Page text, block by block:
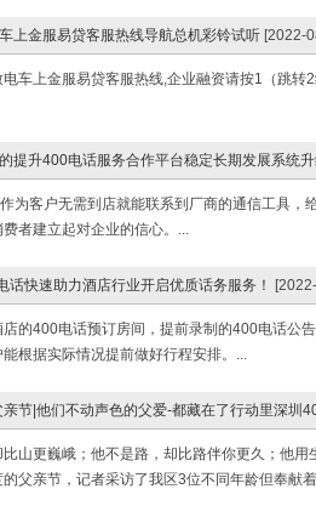
上金服易贷客服热线导航总机彩铃试听 [2022-
车上金服易贷客服热线,企业融资请按1（跳
提升400电话服务合作平台稳定长期发展系统
为客户无需到店就能联系到厂商的通信工具
者建立起对企业的信心。...
话快速助力酒店行业开启优质话务服务！
店的400电话预订房间，提前录制的400电话公
根据实际情况提前做好行程安排。...
节|他们不动声色的父爱-都藏在了行动里深圳
山更巍峨；他不是路，却比路伴你更久；他
的父亲节，记者采访了我区3位不同年龄但奉献